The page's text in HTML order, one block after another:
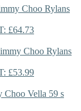
Choo Rylans
£64.73
Choo Rylans
£53.99
Choo Vella 59 s